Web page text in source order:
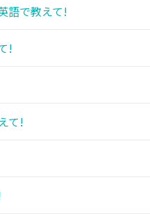
語で教えて!
!
て!